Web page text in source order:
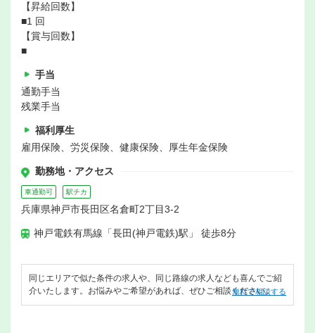
【昇給回数】
■1 回
【賞与回数】
■
手当
通勤手当
残業手当
福利厚生
雇用保険、労災保険、健康保険、厚生年金保険
勤務地・アクセス
車通勤可 駅チカ
兵庫県神戸市長田区名倉町2丁目3-2
神戸電鉄有馬線「長田(神戸電鉄)駅」 徒歩8分
同じエリアで似た条件の求人や、同じ路線の求人なども喜んでご紹
介いたします。お悩みやご希望があれば、ぜひご相談ください。
無料で相談する